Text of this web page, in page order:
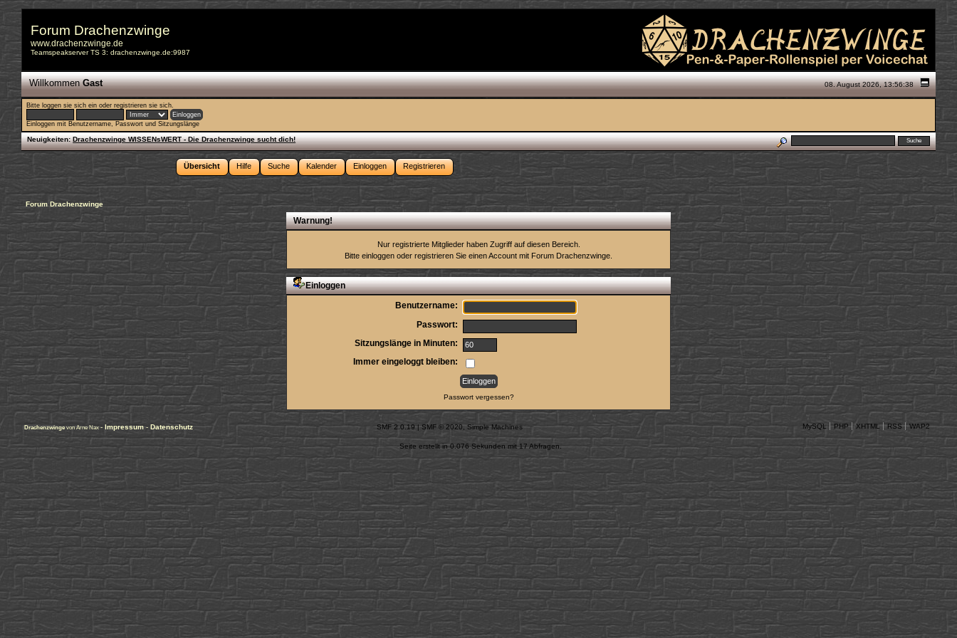
Forum Drachenzwinge
www.drachenzwinge.de
Teamspeakserver TS 3: drachenzwinge.de:9987
08. August 2026, 13:56:38
WillkommenGast
Bitte loggen sie sich ein oderregistrieren sie sich.
Einloggen mit Benutzername, Passwort und Sitzungslänge
Neuigkeiten: Drachenzwinge WISSENsWERT - Die Drachenzwinge sucht dich!
Übersicht Hilfe Suche Kalender Einloggen Registrieren
Forum Drachenzwinge
Warnung!
Nur registrierte Mitglieder haben Zugriff auf diesen Bereich.
Bitte einloggen oder registrieren Sie einen Account mit Forum Drachenzwinge.
Einloggen
Benutzername:
Passwort:
Sitzungslänge in Minuten:
Immer eingeloggt bleiben:
Passwort vergessen?
Drachenzwingevon Arne Nax - Impressum- Datenschutz SMF 2.0.19| SMF © 2020 Simple Machines MySQL PHP XHTML RSS WAP2
Seite erstellt in 0.076 Sekunden mit 17 Abfragen.